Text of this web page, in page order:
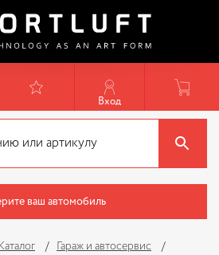
Вход
ваш автомобиль
Каталог
Гараж и автосервис